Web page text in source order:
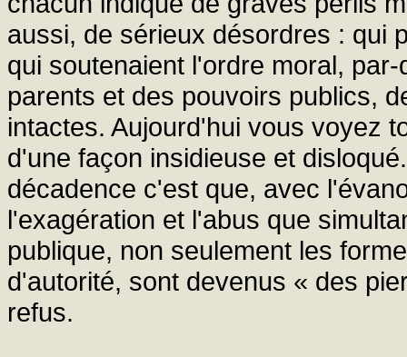
aussi, de sérieux désordres : qui
qui soutenaient l'ordre moral,
parents et des pouvoirs publics,
intactes. Aujourd'hui vous voyez
d'une façon insidieuse et
décadence c'est que, avec
l'exagération et l'abus que
publique, non seulement les
d'autorité, sont devenus « des
refus.